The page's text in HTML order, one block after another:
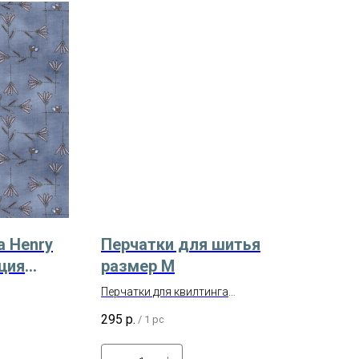
Henry
Арт.
Перчатки для шитья
размер M
Перчатки для квилтинга
295 р. / 1 pc